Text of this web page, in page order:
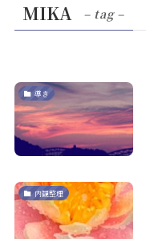
MIKA – tag –
導き
内観整理